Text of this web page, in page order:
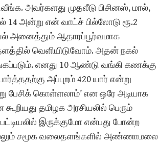
அவர்களது முதலீடு பிசினஸ், மால்,
14 அன்று என் வாட்ச் பில்லோடு ரூ.2
அனைத்தும் ஆதாரப்பூர்வமாக
வெளியிடுவோம். அதன் நகல்
எனது 10 ஆண்டு வங்கி கணக்கு
அப்புறம் 420 யார் என்று
பேசிக் கொள்ளலாம்’ என ஒரே அடியாக
தமிழக அரசியலில் பெரும்
பட்டியலில் இருக்குமோ என்பது போன்ற
மேலும் சமூக வலைதளங்களில் அண்ணாமலை